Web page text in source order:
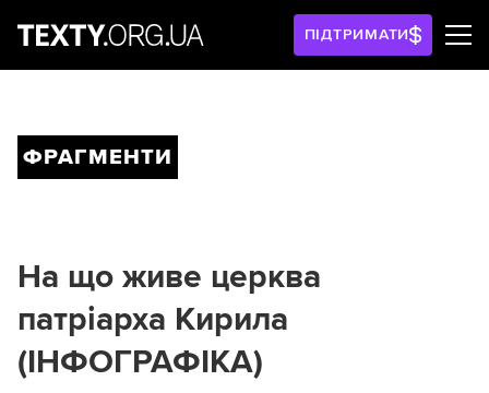
ПІДТРИМАТИ
ФРАГМЕНТИ
На що живе церква
патріарха Кирила
(ІНФОГРАФІКА)